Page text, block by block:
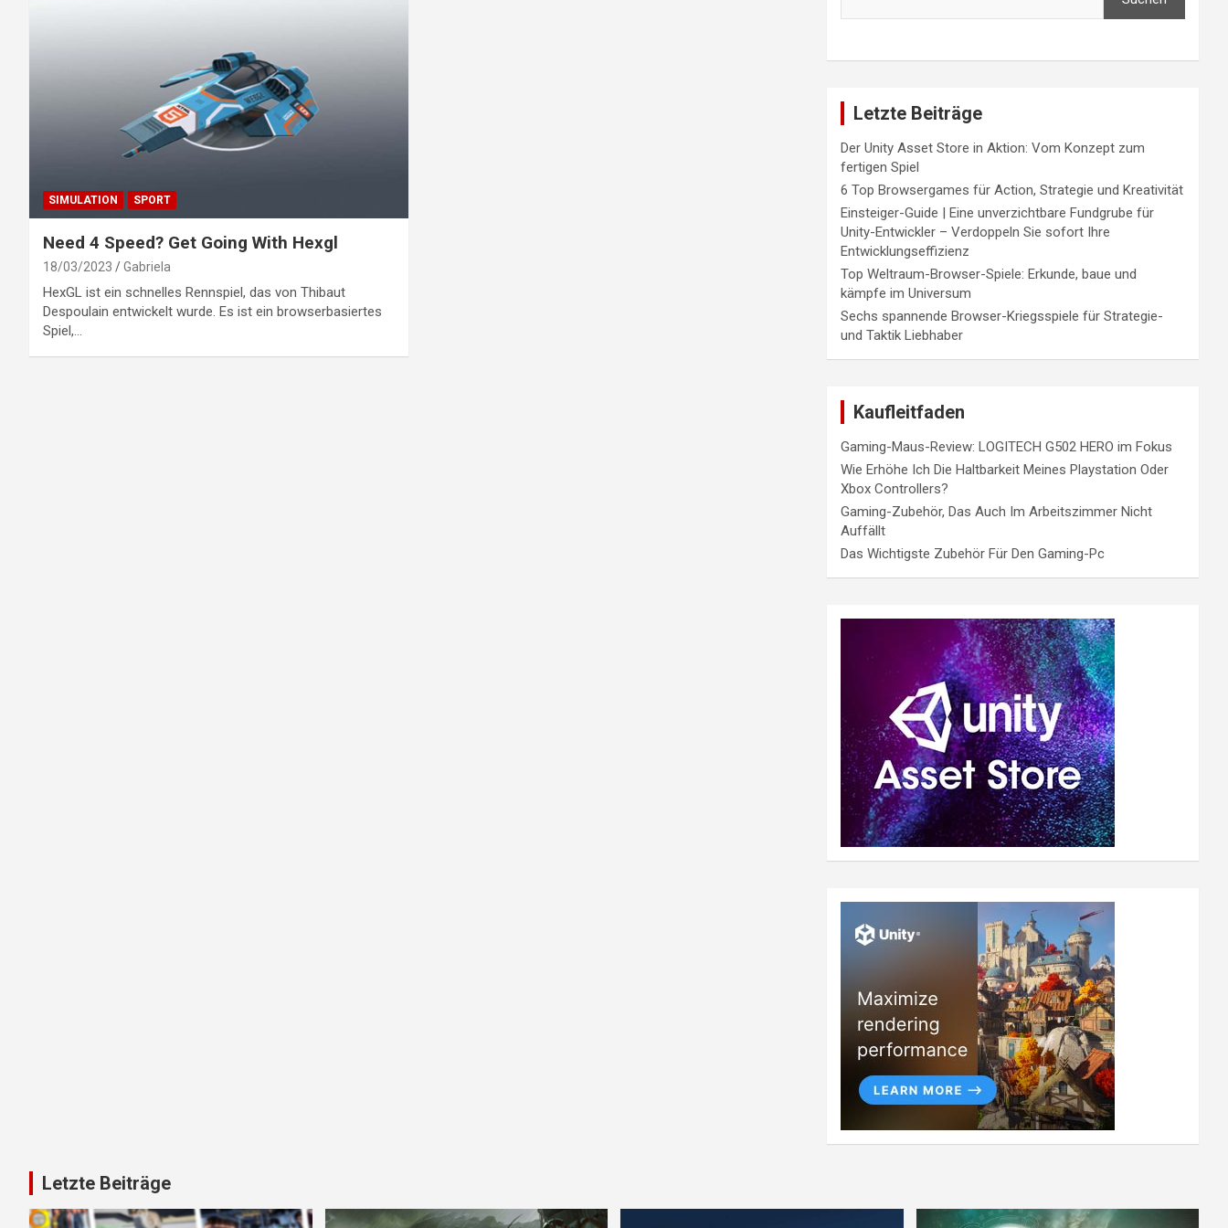
SIMULATION SPORT
Need 4 Speed? Get Going With Hexgl
18/03/2023 Gabriela
HexGL ist ein schnelles Rennspiel, das von Thibaut
Despoulain entwickelt wurde. Es ist ein browserbasiertes
Spiel,…
Letzte Beiträge
Der Unity Asset Store in Aktion: Vom Konzept zum
fertigen Spiel
6 Top Browsergames für Action, Strategie und Kreativität
Einsteiger-Guide | Eine unverzichtbare Fundgrube für
Unity-Entwickler – Verdoppeln Sie sofort Ihre
Entwicklungseffizienz
Top Weltraum-Browser-Spiele: Erkunde, baue und
kämpfe im Universum
Sechs spannende Browser-Kriegsspiele für Strategie-
und Taktik Liebhaber
Kaufleitfaden
Gaming-Maus-Review: LOGITECH G502 HERO im Fokus
Wie Erhöhe Ich Die Haltbarkeit Meines Playstation Oder
Xbox Controllers?
Gaming-Zubehör, Das Auch Im Arbeitszimmer Nicht
Auffällt
Das Wichtigste Zubehör Für Den Gaming-Pc
Letzte Beiträge